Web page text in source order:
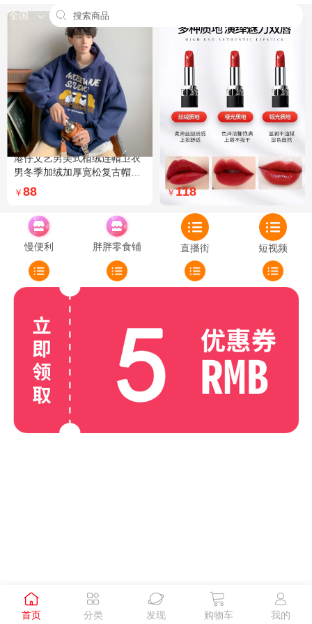
全国
港仔文艺男美式植绒连帽卫衣
男冬季加绒加厚宽松复古帽衫
外套 XXL 加绒 5XL 灰色加绒
￥ 88
Dior迪奥全新烈艳蓝金口红品
牌授权经典藤格纹饰带丝绒质
地999色号传奇红唇哑光 哑光
￥118
慢便利 胖胖零食铺 直播街 短视频

首页

分类

发现

购物车

我的